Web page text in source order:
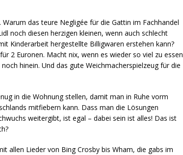
das teure Negligée für die Gattin im Fachhandel
noch diesen herzigen kleinen, wenn auch schlecht
Kinderarbeit hergestellte Billigwaren erstehen kann?
2 Euronen. Macht nix, wenn es wieder so viel zu essen
hinein. Und das gute Weichmacherspielzeug für die
in die Wohnung stellen, damit man in Ruhe vorm
mitfiebern kann. Dass man die Lösungen
weitergibt, ist egal – dabei sein ist alles! Das ist
allen Lieder von Bing Crosby bis Wham, die gabs im